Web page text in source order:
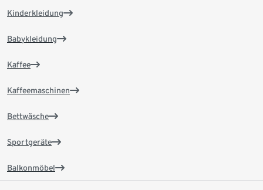
Kinderkleidung
Babykleidung
Kaffee
Kaffeemaschinen
Bettwäsche
Sportgeräte
Balkonmöbel